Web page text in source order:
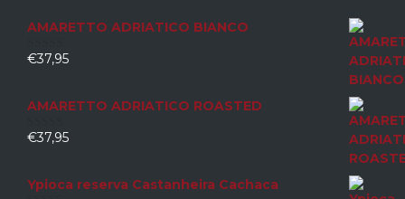
AMARETTO ADRIATICO BIANCO
0
€37,95
AMARETTO ADRIATICO ROASTED
0
€37,95
Ypioca reserva Castanheira Cachaca